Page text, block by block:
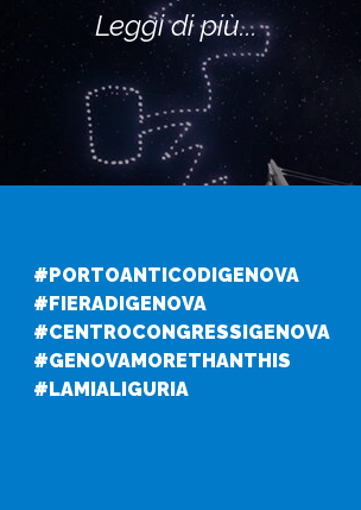
Leggi di più...
#PORTOANTICODIGENOVA
#FIERADIGENOVA
#CENTROCONGRESSIGENOVA
#GENOVAMORETHANTHIS
#LAMIALIGURIA